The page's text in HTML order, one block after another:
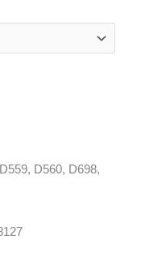
D560, D698,